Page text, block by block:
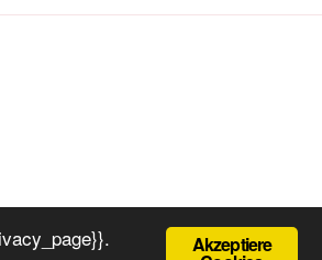
Akzeptiere